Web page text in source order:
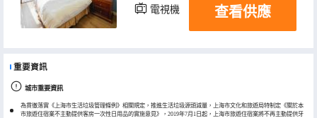
電視機 查看供應
重要資訊
城市重要資訊
為貫徹落實《上海市生活垃圾管理條例》相關規定，推進生活垃圾源頭減量，上海市文化和旅遊局特制定《關於本
市旅遊住宿業不主動提供客房一次性日用品的實施意見》，2019年7月1日起，上海市旅遊住宿業將不再主動提供牙